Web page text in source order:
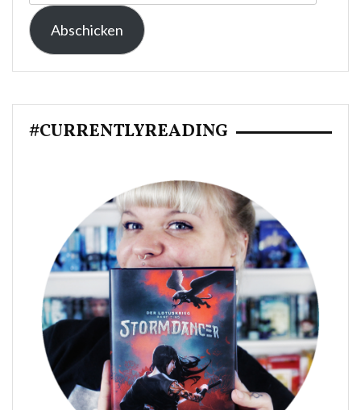
Mail-
Adresse:
Abschicken
#CURRENTLYREADING